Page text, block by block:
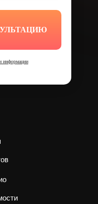
информации